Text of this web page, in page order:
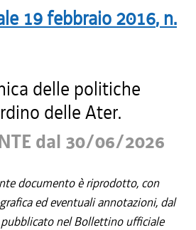
19 febbraio 2016, n.
delle politiche
delle Ater.
dal 30/06/2026
documento è riprodotto, con
ed eventuali annotazioni, dal
nel Bollettino ufficiale